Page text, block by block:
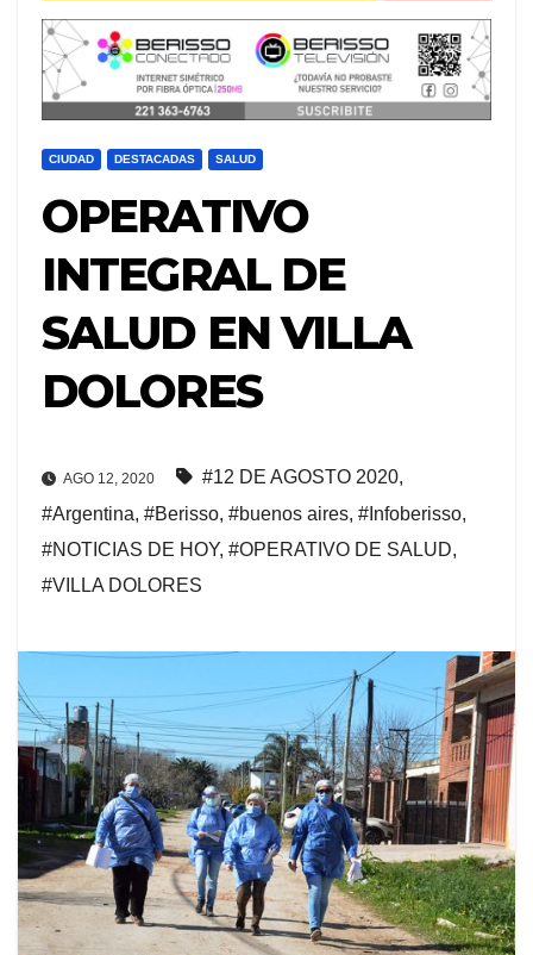
CIUDAD DESTACADAS SALUD
OPERATIVO
INTEGRAL DE
SALUD EN VILLA
DOLORES
AGO 12, 2020 #12 DE AGOSTO 2020,
#Argentina, #Berisso, #buenos aires, #Infoberisso,
#NOTICIAS DE HOY, #OPERATIVO DE SALUD,
#VILLA DOLORES